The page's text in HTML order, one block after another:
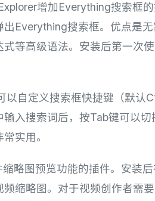
增加Everything搜索框
Everything搜索框。优点是无
等高级语法。安装后第一次
以自定义搜索框快捷键（默认
入搜索词后，按Tab键可以
实用。
略图预览功能的插件。安装
缩略图。对于视频创作者需